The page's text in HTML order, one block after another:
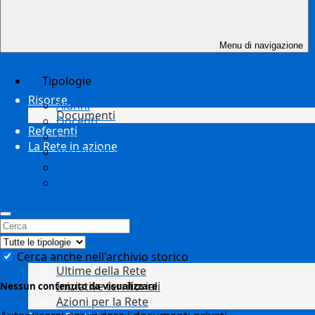
Risorse
Documenti
Referenti
La Rete in azione
Ultime della Rete
Iniziative territoriali
Azioni per la Rete
Menu di navigazione
Tipologie
Alunni
Docenti
Famiglie
Personale ATA
Cerca anche nell'archivio storico
Nessun contenuto da visualizzare